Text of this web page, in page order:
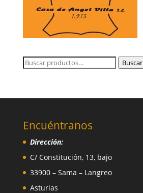
Buscar
Buscar
Encuéntranos
Dirección:
C/ Constitución, 13, bajo
33900 – Sama – Langreo
Asturias